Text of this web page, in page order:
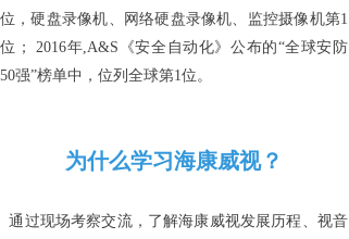
位，硬盘录像机、网络硬盘录像机、监控摄像机第1
位； 2016年,A&S《安全自动化》公布的“全球安防
50强”榜单中，位列全球第1位。
为什么学习海康威视？
通过现场考察交流，了解海康威视发展历程、视音